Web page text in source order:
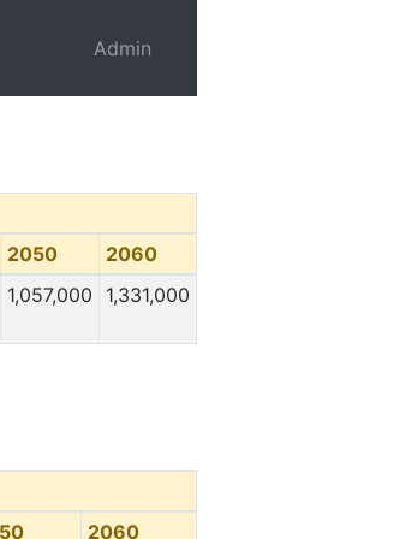
Admin
2050
2060
1,057,000 1,331,000
2060